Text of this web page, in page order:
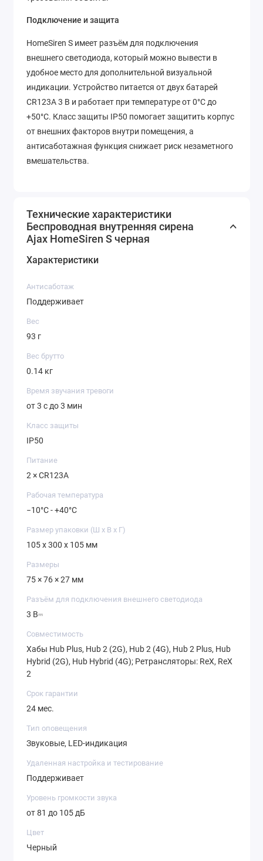
Подключение и защита
HomeSiren S имеет разъём для подключения
внешнего светодиода, который можно вывести в
удобное место для дополнительной визуальной
индикации. Устройство питается от двух батарей
CR123A 3 В и работает при температуре от 0°C до
+50°C. Класс защиты IP50 помогает защитить корпус
от внешних факторов внутри помещения, а
антисаботажная функция снижает риск незаметного
вмешательства.
Технические характеристики
Беспроводная внутренняя сирена
Ajax HomeSiren S черная
Характеристики
Антисаботаж
Поддерживает
Вес
93 г
Вес брутто
0.14 кг
Время звучания тревоги
от 3 с до 3 мин
Класс защиты
IP50
Питание
2 × CR123A
Рабочая температура
−10°C - +40°C
Размер упаковки (Ш х В х Г)
105 x 300 x 105 мм
Размеры
75 × 76 × 27 мм
Разъём для подключения внешнего светодиода
3 В⎓
Совместимость
Хабы Hub Plus, Hub 2 (2G), Hub 2 (4G), Hub 2 Plus, Hub
Hybrid (2G), Hub Hybrid (4G); Ретрансляторы: ReX, ReX
2
Срок гарантии
24 мес.
Тип оповещения
Звуковые, LED-индикация
Удаленная настройка и тестирование
Поддерживает
Уровень громкости звука
от 81 до 105 дБ
Цвет
Черный